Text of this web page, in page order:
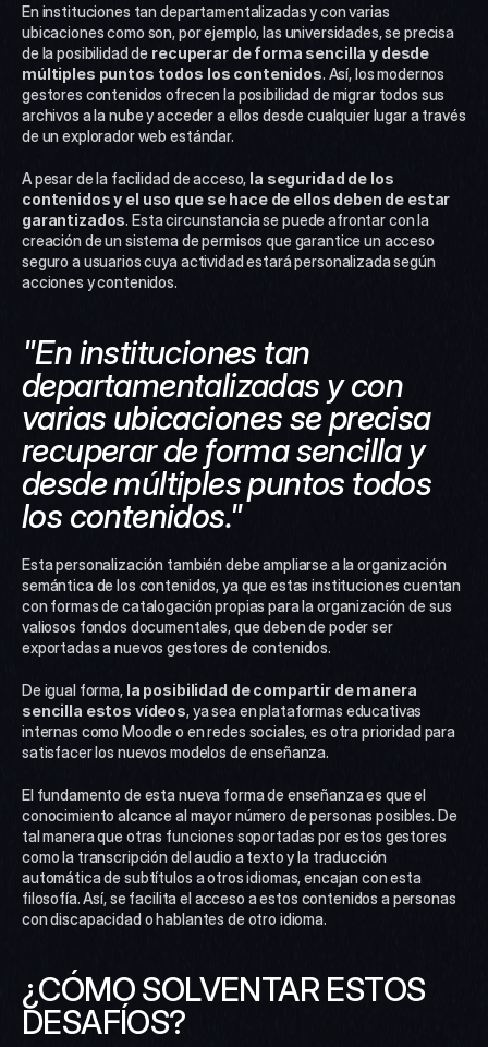
En instituciones tan departamentalizadas y con varias
ubicaciones como son, por ejemplo, las universidades, se precisa
de la posibilidad de recuperar de forma sencilla y desde
múltiples puntos todos los contenidos. Así, los modernos
gestores contenidos ofrecen la posibilidad de migrar todos sus
archivos a la nube y acceder a ellos desde cualquier lugar a través
de un explorador web estándar.
A pesar de la facilidad de acceso, la seguridad de los
contenidos y el uso que se hace de ellos deben de estar
garantizados. Esta circunstancia se puede afrontar con la
creación de un sistema de permisos que garantice un acceso
seguro a usuarios cuya actividad estará personalizada según
acciones y contenidos.
"En instituciones tan
departamentalizadas y con
varias ubicaciones se precisa
recuperar de forma sencilla y
desde múltiples puntos todos
los contenidos."
Esta personalización también debe ampliarse a la organización
semántica de los contenidos, ya que estas instituciones cuentan
con formas de catalogación propias para la organización de sus
valiosos fondos documentales, que deben de poder ser
exportadas a nuevos gestores de contenidos.
De igual forma, la posibilidad de compartir de manera
sencilla estos vídeos, ya sea en plataformas educativas
internas como Moodle o en redes sociales, es otra prioridad para
satisfacer los nuevos modelos de enseñanza.
El fundamento de esta nueva forma de enseñanza es que el
conocimiento alcance al mayor número de personas posibles. De
tal manera que otras funciones soportadas por estos gestores
como la transcripción del audio a texto y la traducción
automática de subtítulos a otros idiomas, encajan con esta
filosofía. Así, se facilita el acceso a estos contenidos a personas
con discapacidad o hablantes de otro idioma.
¿CÓMO SOLVENTAR ESTOS
DESAFÍOS?